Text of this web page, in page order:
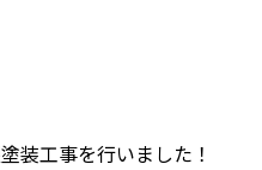
装工事を行いました！